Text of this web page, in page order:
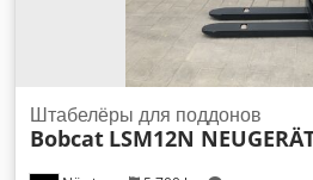
Штабелёры для поддонов
Bobcat LSM12N